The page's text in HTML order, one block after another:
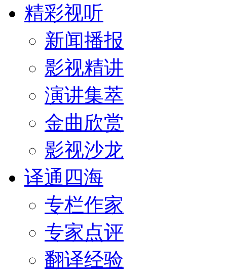
精彩视听
新闻播报
影视精讲
演讲集萃
金曲欣赏
影视沙龙
译通四海
专栏作家
专家点评
翻译经验